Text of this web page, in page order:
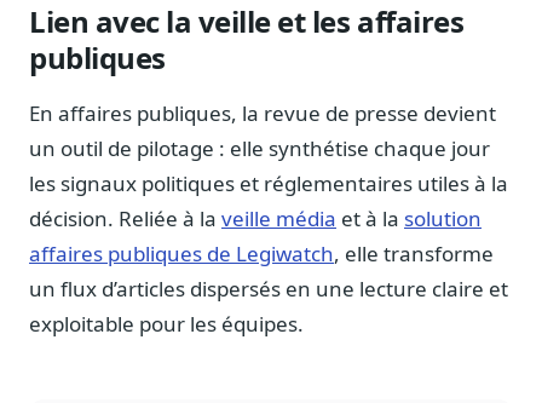
Lien avec la veille et les affaires
publiques
En affaires publiques, la revue de presse devient
un outil de pilotage : elle synthétise chaque jour
les signaux politiques et réglementaires utiles à la
décision. Reliée à la veille média et à la solution
affaires publiques de Legiwatch, elle transforme
un flux d’articles dispersés en une lecture claire et
exploitable pour les équipes.